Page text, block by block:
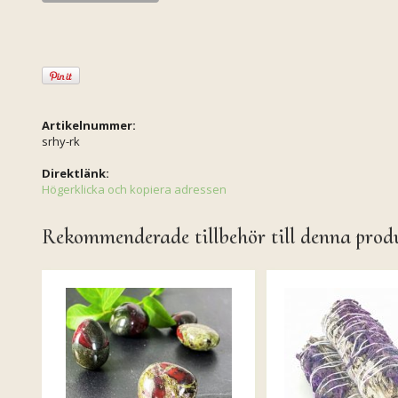
Artikelnummer:
srhy-rk
Direktlänk:
Högerklicka och kopiera adressen
Rekommenderade tillbehör till denna